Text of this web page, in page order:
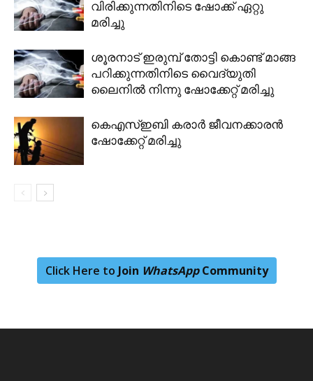
വിരിക്കുന്നതിനിടെ ഷോക്ക് ഏറ്റു
മരിച്ചു
ശൂരനാട് ഇരുമ്പ് തോട്ടി കൊണ്ട് മാങ്ങ
പറിക്കുന്നതിനിടെ വൈദ്യുതി
ലൈനിൽ നിന്നു ഷോക്കേറ്റ് മരിച്ചു
കെഎസ്ഇബി കരാർ ജീവനക്കാരൻ
ഷോക്കേറ്റ് മരിച്ചു
Click Here to Join WhatsAppCommunity